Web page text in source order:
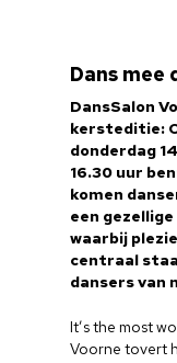
Dans mee
DansSalon
kersteditie:
donderdag
16.30 uur
komen
een
waarbij
centraal
dansers van
It’s the most
Voorne tovert